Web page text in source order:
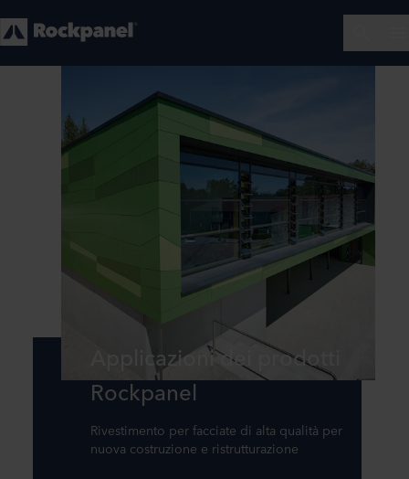
Applicazioni dei prodotti
Rockpanel
Rivestimento per facciate di alta qualità per
nuova costruzione e ristrutturazione